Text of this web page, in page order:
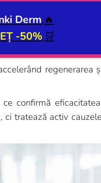
Derm 🔥
-50% 🛒
confirmă
tratează activ